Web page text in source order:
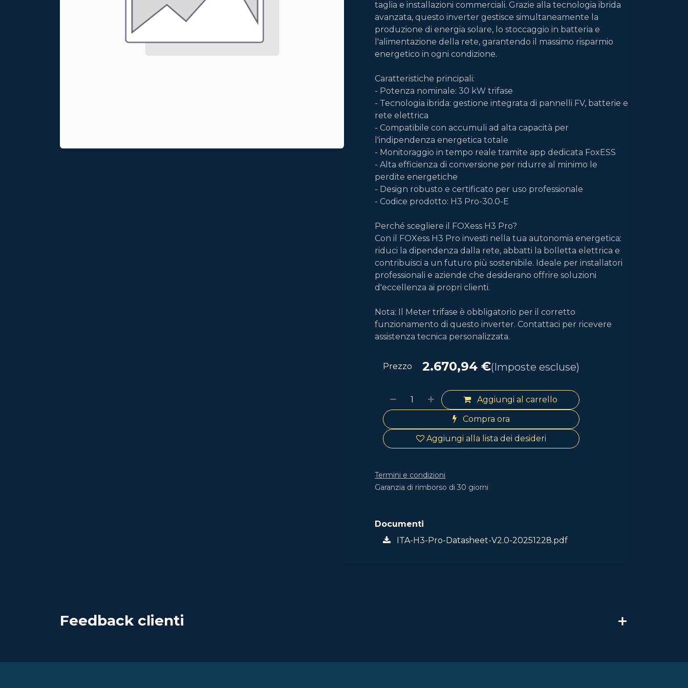
taglia e installazioni commerciali. Grazie alla tecnologia ibrida
avanzata, questo inverter gestisce simultaneamente la
produzione di energia solare, lo stoccaggio in batteria e
l'alimentazione della rete, garantendo il massimo risparmio
energetico in ogni condizione.
Caratteristiche principali:
- Potenza nominale: 30 kW trifase
- Tecnologia ibrida: gestione integrata di pannelli FV, batterie e
rete elettrica
- Compatibile con accumuli ad alta capacità per
l'indipendenza energetica totale
- Monitoraggio in tempo reale tramite app dedicata FoxESS
- Alta efficienza di conversione per ridurre al minimo le
perdite energetiche
- Design robusto e certificato per uso professionale
- Codice prodotto: H3 Pro-30.0-E
Perché scegliere il FOXess H3 Pro?
Con il FOXess H3 Pro investi nella tua autonomia energetica:
riduci la dipendenza dalla rete, abbatti la bolletta elettrica e
contribuisci a un futuro più sostenibile. Ideale per installatori
professionali e aziende che desiderano offrire soluzioni
d'eccellenza ai propri clienti.
Nota: Il Meter trifase è obbligatorio per il corretto
funzionamento di questo inverter. Contattaci per ricevere
assistenza tecnica personalizzata.
Aggiungi al carrello
Compra ora
Aggiungi alla lista dei desideri
Prezzo 2.670,94 €(Imposte escluse)
Termini e condizioni
Garanzia di rimborso di 30 giorni
Documenti
ITA-H3-Pro-Datasheet-V2.0-20251228.pdf
Feedback clienti